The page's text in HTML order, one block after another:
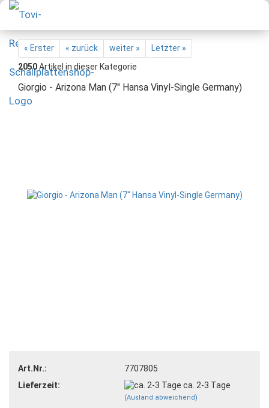
« Erster « zurück weiter »
Letzter »
2050Artikel in dieser Kategorie
Giorgio - Arizona Man (7" Hansa Vinyl-Single Germany)
Art.Nr.:
7707805
Lieferzeit:
ca. 2-3 Tage
(Ausland abweichend)